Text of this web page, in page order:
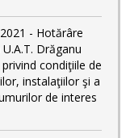
- Hotărâre
Drăganu
condiţiile de
instalaţiilor şi a
de interes